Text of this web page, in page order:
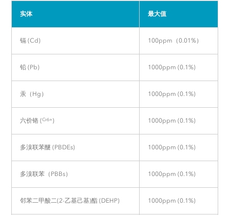
实体 最大值
镉 (Cd) 100ppm（0.01%）
铅 (Pb) 1000ppm (0.1%)
汞（Hg） 1000ppm (0.1%)
六价铬 (Cr6+) 1000ppm (0.1%)
多溴联苯醚 (PBDEs) 1000ppm (0.1%)
多溴联苯（PBBs） 1000ppm (0.1%)
邻苯二甲酸二(2-乙基己基)酯 (DEHP) 1000ppm (0.1%)